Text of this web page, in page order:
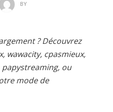
BY
? Découvrez
wawacity, cpasmieux,
ou
mode de